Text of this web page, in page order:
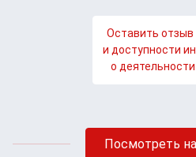
Оставить отзыв
и доступности
о
Посмотреть